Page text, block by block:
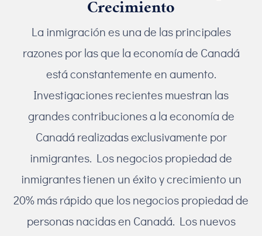
Crecimiento
La inmigración es una de las principales
razones por las que la economía de Canadá
está constantemente en aumento.
Investigaciones recientes muestran las
grandes contribuciones a la economía de
Canadá realizadas exclusivamente por
inmigrantes. Los negocios propiedad de
inmigrantes tienen un éxito y crecimiento un
20% más rápido que los negocios propiedad de
personas nacidas en Canadá. Los nuevos